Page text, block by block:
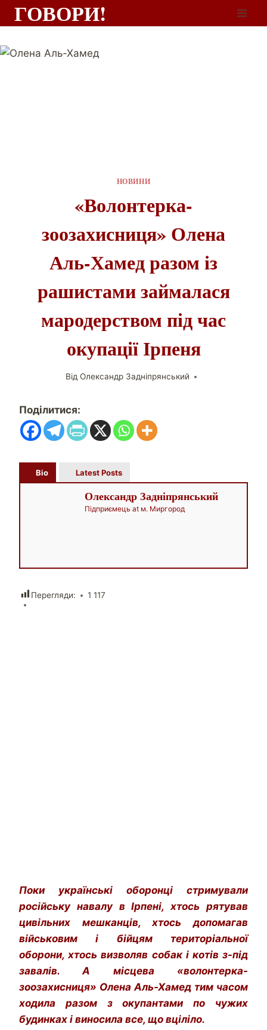
ГОВОРИ!
НОВИНИ
«Волонтерка-
зоозахисниця» Олена
Аль-Хамед разом із
рашистами займалася
мародерством під час
окупації Ірпеня
Від Олександр Задніпрянський
Поділитися:
Bio Latest Posts
Олександр Задніпрянський
Підприємець at м. Миргород
Перегляди: 1 117
Поки українські оборонці стримували
російську навалу в Ірпені, хтось рятував
цивільних мешканців, хтось допомагав
військовим і бійцям територіальної
оборони, хтось визволяв собак і котів з-під
завалів. А місцева «волонтерка-
зоозахисниця» Олена Аль-Хамед тим часом
ходила разом з окупантами по чужих
будинках і виносила все, що вціліло.